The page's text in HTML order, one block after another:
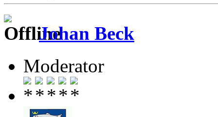
Johan Beck
Moderator